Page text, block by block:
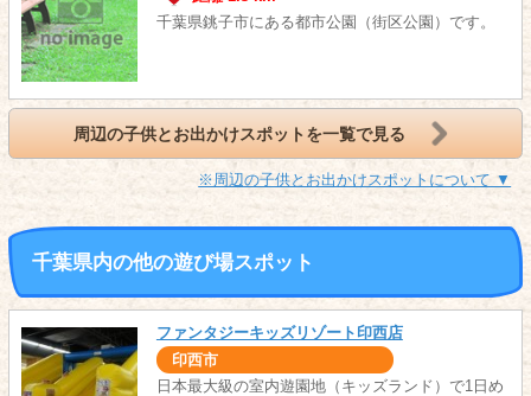
千葉県銚子市にある都市公園（街区公園）です。
周辺の子供とお出かけスポットを一覧で見る
※周辺の子供とお出かけスポットについて ▼
千葉県内の他の遊び場スポット
ファンタジーキッズリゾート印西店
印西市
日本最大級の室内遊園地（キッズランド）で1日め